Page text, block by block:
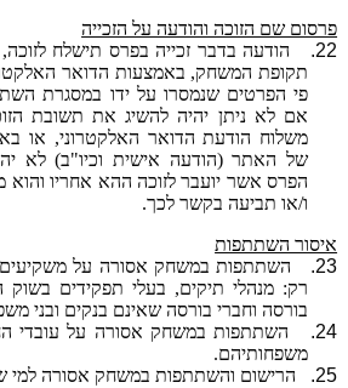
פרסום שם הזוכה והודעה על הזכייה
22.
תקופת המשחק, באמצעות הדואר
פי הפרטים שנמסרו על ידו במסגרת
משלוח הודעת הדואר האלקטרוני, או
של האתר (הודעה אישית וכיו"ב) לא
הפרס אשר יועבר לזוכה ההא אחריו והוא
ו/או תביעה בקשר לכך.
איסור השתתפות
23.
השתתפות במשחק אסורה על משקיעים
רק: מנהלי תיקים, בעלי תפקידים בשוק
בורסהוחברי בורסהשאינם בנקים ובני
24.
השתתפות במשחק אסורה על עובדי
משפחותיהם.
25.
הרישום והשתתפות במשחק אסורה למי שגילו